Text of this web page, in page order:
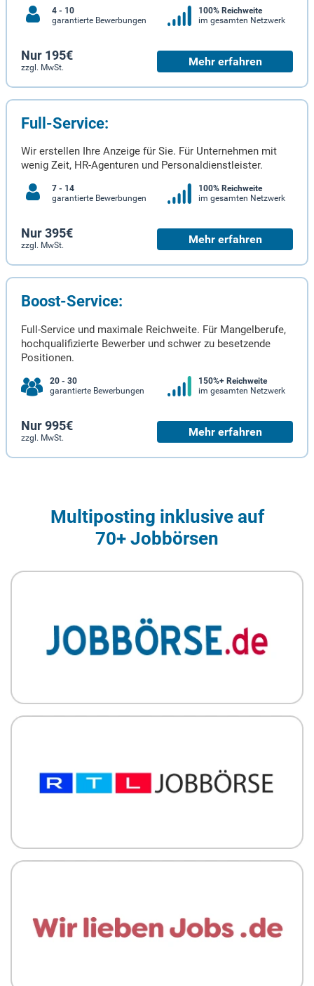
4 - 10
garantierte Bewerbungen
100% Reichweite
im gesamten Netzwerk
Nur 195€
zzgl. MwSt. Mehr erfahren
Full-Service:
Wir erstellen Ihre Anzeige für Sie. Für Unternehmen mit
wenig Zeit, HR-Agenturen und Personaldienstleister.
7 - 14
garantierte Bewerbungen
100% Reichweite
im gesamten Netzwerk
Nur 395€
zzgl. MwSt. Mehr erfahren
Boost-Service:
Full-Service und maximale Reichweite. Für Mangelberufe,
hochqualifizierte Bewerber und schwer zu besetzende
Positionen.
20 - 30
garantierte Bewerbungen
150%+ Reichweite
im gesamten Netzwerk
Nur 995€
zzgl. MwSt. Mehr erfahren
Multiposting inklusive auf
70+ Jobbörsen